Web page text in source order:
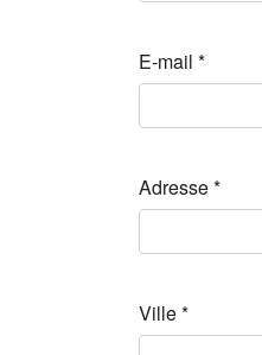
E-mail *
Adresse*
Ville*